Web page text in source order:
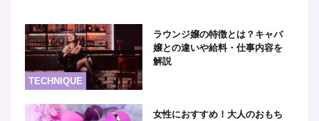
TECHNIQUE
ラウンジ嬢の特徴とは？キャバ
嬢との違いや給料・仕事内容を
解説
女性におすすめ！大人のおもち